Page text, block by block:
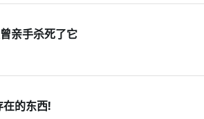
亲手杀死了它
的东西!